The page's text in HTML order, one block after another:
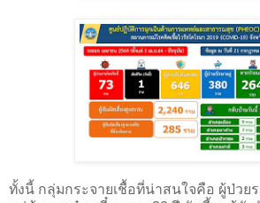
ทั้งนี้ กลุ่มกระจายเชื้อที่น่าสนใจคือ ผู้ป่วย